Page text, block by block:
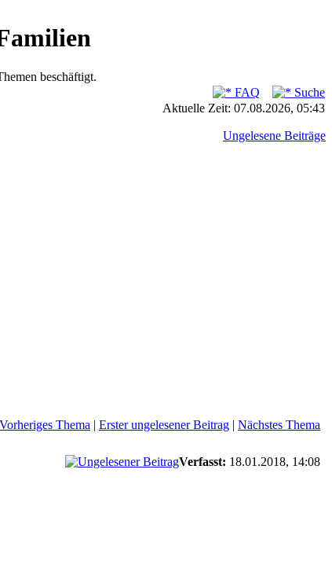
beschäftigt.
FAQ
Suche
Aktuelle Zeit: 07.08.2026, 05:43
Ungelesene Beiträge
Vorheriges Thema | Erster ungelesener Beitrag | Nächstes Thema
Verfasst: 18.01.2018, 14:08